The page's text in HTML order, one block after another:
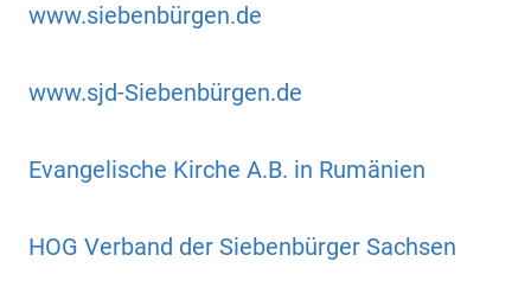
www.siebenbürgen.de
www.sjd-Siebenbürgen.de
Evangelische Kirche A.B. in Rumänien
HOG Verband der Siebenbürger Sachsen